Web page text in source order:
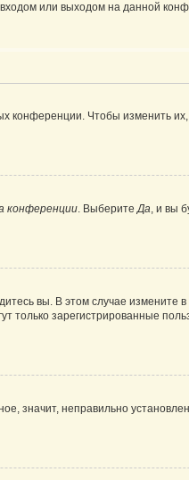
или выходом на данной
конференции. Чтобы изменить
конференции. ВыберитеДа, и вы
вы. В этом случае измените
только зарегистрированные
значит, неправильно